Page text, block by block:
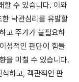
할 수 있습니다. 이와
낙관심리를 유발할
고 주가가 불필요하
성적인 판단이 힘들
을 미칠 수 있습니다.
하고, 객관적인 판